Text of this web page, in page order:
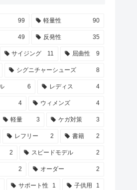
99 軽量性 90
49 反発性 35
サイジング 11 屈曲性 9
シグニチャーシューズ 8
6 レディス 4
4 ウィメンズ 4
軽量 3 ケガ対策 3
レフリー 2 書籍 2
2 スピードモデル 2
2 オーダー 2
サポート性 1 子供用 1